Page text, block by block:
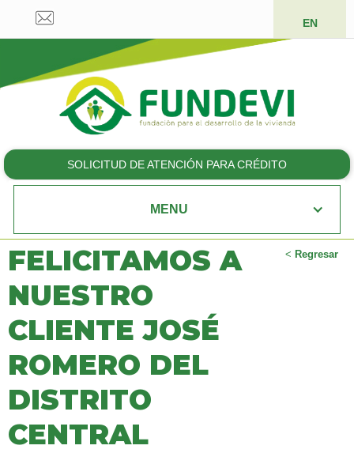
EN
SOLICITUD DE ATENCIÓN PARA CRÉDITO
MENU
< Regresar
FELICITAMOS A
NUESTRO
CLIENTE JOSÉ
ROMERO DEL
DISTRITO
CENTRAL